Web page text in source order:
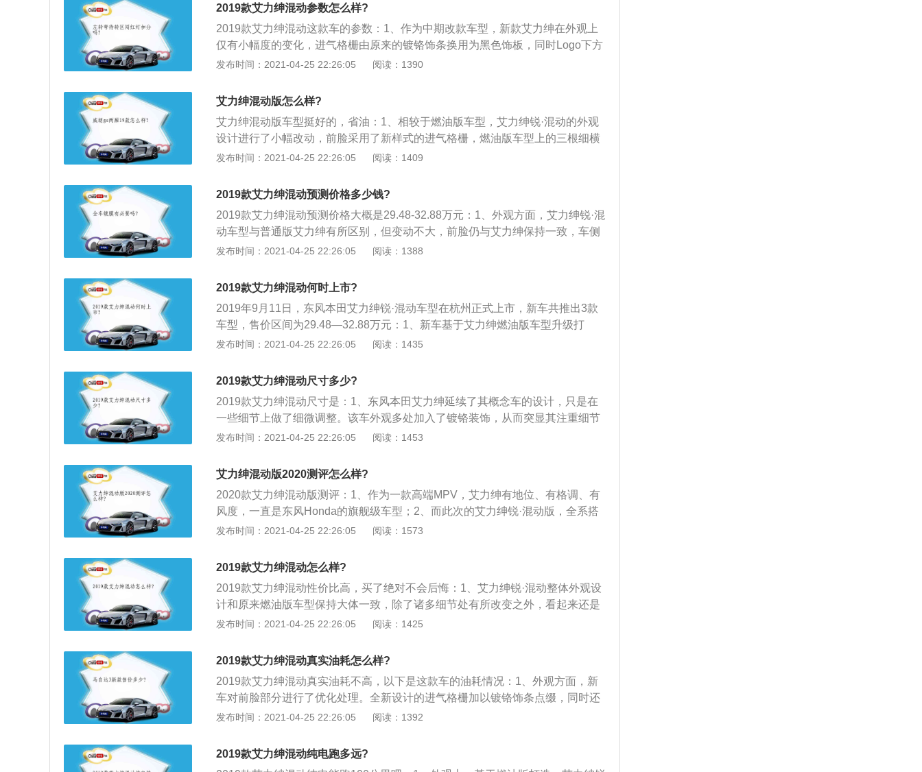
德赛锐·混动相同的i-MMD混动系统，内燃机部分是最大功率146马力的2.0升阿特
金森循环自然吸气发动机，满足国VI排放标准；4、在E-CVT变速箱和最大功率1
84马力的驱动电机的辅助之下，整套混动系统的综合最大功率为215马力。申报
信息显示，新车的工信部综合油耗为5.9L\/100km。
2019款艾力绅混动参数怎么样?
2019款艾力绅混动这款车的参数：1、作为中期改款车型，新款艾力绅在外观上
仅有小幅度的变化，进气格栅由原来的镀铬饰条换用为黑色饰板，同时Logo下方
的细横幅条变成了三个矩形装饰，整个前脸的精致度得到提升。而混动车型在此
金轮圈；2、艾力绅锐·混动车身尺寸长宽高4950\/1842\/1711mm，轴距2900m
m，与现款燃油版车型基本一致。由于新增电池组的关系，艾力绅锐·混动车型也
和奥德赛锐·混动一样，不再提供备胎；3、艾力绅锐·混动车型将使用奥德赛锐·混
动同样的i-MMD混动系统。该系统由2.0L阿特金森循环发动机i-MMD双电机组
成，系统综合最大功率为158kW。传动方面，与这套混动系统匹配的是一台E-C
宣称其百公里综合油耗仅为5.9L。
发布时间：2021-04-25 22:26:05 阅读：1390
艾力绅混动版怎么样?
艾力绅混动版车型挺好的，省油：1、相较于燃油版车型，艾力绅锐·混动的外观
设计进行了小幅改动，前脸采用了新样式的进气格栅，燃油版车型上的三根细横
幅条改为了更加粗壮的三条幅条。新车全系标配了LED前大灯组，灯腔内部增加
并配以银色镀铬装饰，更具精致感；2、车身侧面没有明显的改动，最大的亮点
是艾力绅锐·混动全系标配了PSD手势感应开闭侧滑门。车身尾部的变化较小，仅
在后包围两侧的开孔装饰上增加了C字形镀铬饰条，其余部位则并无调整。尺寸
方面，艾力绅锐·混动的长宽高分别为4950\/1842\/1711mm，轴距为2900mm；
3、艾力绅锐·混动的内饰设计与燃油版基本保持一致，并换装了新样式的8英寸中
车、交通标志识别、车道偏离提醒等配置；4、动力方面，艾力绅锐·混动搭载了
本田第三代i-MMD混动系统，由2.0L自然吸气发动机和电动机组成。发动机最大
功率为107kW，峰值扭矩175Nm；电动机最大功率为135kW，最大扭矩315N
速箱。油耗方面，新车的综合油耗为5.9L\/100km。
发布时间：2021-04-25 22:26:05 阅读：1409
2019款艾力绅混动预测价格多少钱?
2019款艾力绅混动预测价格大概是29.48-32.88万元：1、外观方面，艾力绅锐·混
动车型与普通版艾力绅有所区别，但变动不大，前脸仍与艾力绅保持一致，车侧
和车尾则加入了“HYBRID”混合动力的标识。尺寸方面，艾力绅锐·混动的长、
块头”了；2、在动力方面，艾力绅锐·混动采用了本田第三代的i-MMD混动系统，
其由一台2.0L自然吸气发动机和电动机共同构成，发动机最大功率107kW\/6200r
pm、最大扭矩175N·m\/3500rpm，驱动电机最大功率135kW、最大扭矩315N·
m，综合工况最低油耗5.9L\/100km，续航里程长达900km；3、这套混动系统对
于一辆SUV来说，可以说是相当奢侈了。
发布时间：2021-04-25 22:26:05 阅读：1388
2019款艾力绅混动何时上市?
2019年9月11日，东风本田艾力绅锐·混动车型在杭州正式上市，新车共推出3款
车型，售价区间为29.48—32.88万元：1、新车基于艾力绅燃油版车型升级打
造，搭载本田第三代i-MMD混动系统，百公里综合油耗仅需5.9L；2、同时，针对
遇；3、相比师出同门的奥德赛锐·混动，艾力绅锐·混动的商务气息更加浓烈，全
系标配Honda黑科技\"魔术感应门\"，用户可通过侧窗LED光束向后滑动便可控制
开关门。
发布时间：2021-04-25 22:26:05 阅读：1435
2019款艾力绅混动尺寸多少?
2019款艾力绅混动尺寸是：1、东风本田艾力绅延续了其概念车的设计，只是在
一些细节上做了细微调整。该车外观多处加入了镀铬装饰，从而突显其注重细节
的一面。不仅如此，该车还采用了运动包围，17英寸的轮毂，这些是典型的日系
\/1805mm，轴距达到2900mm；2、东风本田艾力绅的仪表台采用分层设计，看
上去很有科技感。此外，该车可提供深、浅两种内饰颜色，配以木质装饰搭配，
体现出豪华风格。东风本田艾力绅采用三排七座式布局，有4种以上模式的组
合，具备不错的灵活性；3、作为一款豪华MPV，东风本田艾力绅拥有丰富的配
置，全系标配氙气前大灯、大灯自动清洗及水平调节、双侧电动滑门、六安全气
彩色液晶（TFT）屏幕、智能钥匙等装备。
发布时间：2021-04-25 22:26:05 阅读：1453
艾力绅混动版2020测评怎么样?
2020款艾力绅混动版测评：1、作为一款高端MPV，艾力绅有地位、有格调、有
风度，一直是东风Honda的旗舰级车型；2、而此次的艾力绅锐·混动版，全系搭
载Honda第三代i-MMD混合动力系统，2.0L发动机最大功率107kW、最大扭矩17
性很好，油门响应灵敏，加速给力，最重点的是综合工况最低油耗百公里只要5.9
L；3、整台车最有趣的点当属全系标配的”黑科技“魔术感应门”，将手放在窗口上
的蓝色光束带，两三秒后轻轻一挥，车门即可打开。手肘也可以有同样的功效，
这样就很方便比如正在抱娃的父母们，当双手无法空出来，用手肘也可以打开车
门；4、而对此车印象最深的就是内饰，真的无愧“豪华”这个形容词。细腻而充满
尺寸加大，进一步提升乘坐舒适性；5、空间方面艾力绅锐·混动的长度为4950m
m，轴距2900mm，座椅采用“223”布局，前排主驾座椅8向电动可调，副驾座椅4
向手动可调；第二排独立座椅细腻柔软，6向调节电动脚拖座椅加热，舒适度堪
感。
发布时间：2021-04-25 22:26:05 阅读：1573
2019款艾力绅混动怎么样?
2019款艾力绅混动性价比高，买了绝对不会后悔：1、艾力绅锐·混动整体外观设
计和原来燃油版车型保持大体一致，除了诸多细节处有所改变之外，看起来还是
熟悉的味道，而相较于奥德赛而言，艾力绅给咖哥的感觉要更稳重一些；2、前
也更为丰富，并加入一根贯穿式的镀铬饰条；3、大灯组还是原来的样子，但其
内部细节处加入了蓝色点缀，更加契合自身混动的定位；4、侧面造型没有变
化，尺寸方面略有增加，长宽高分别为4950\/1842\/1711mm，轴距2900mm；
5、还有一个比较明显的变化是它采用了全新样式18英寸轮圈，此外，在艾力绅
锐·混动上首次搭载了PSD手势感应开闭侧滑门，并且全系标配，本田把这项功能
触车身，轻轻挥动收拾旧可以控制车门；6、具体操作是：在蓝色灯带一侧，手
部稍作停留，整个蓝色灯带亮起后，顺势后滑便可打开车门，关闭时也是同样的
发布时间：2021-04-25 22:26:05 阅读：1425
2019款艾力绅混动真实油耗怎么样?
2019款艾力绅混动真实油耗不高，以下是这款车的油耗情况：1、外观方面，新
车对前脸部分进行了优化处理。全新设计的进气格栅加以镀铬饰条点缀，同时还
将中网内部三根横幅式设计改为矩形边框设计，车灯内部也加入了部分蓝色元
尾看起来层次感更强，分层设计风格的后尾灯中间加以贯穿式镀铬饰点缀，大量
镀铬元素的加入搭配与车头呼应的后包围，进一步提升了整车的宽大沉稳的气
发布时间：2021-04-25 22:26:05 阅读：1392
2019款艾力绅混动纯电跑多远?